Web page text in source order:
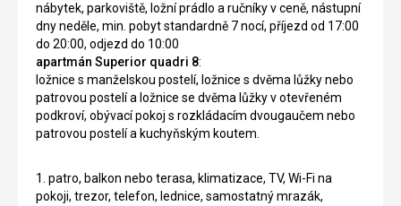
nábytek, parkoviště, ložní prádlo a ručníky v ceně, nástupní
dny neděle, min. pobyt standardně 7 nocí, příjezd od 17:00
do 20:00, odjezd do 10:00
apartmán Superior quadri 8:
ložnice s manželskou postelí, ložnice s dvěma lůžky nebo
patrovou postelí a ložnice se dvěma lůžky v otevřeném
podkroví, obývací pokoj s rozkládacím dvougaučem nebo
patrovou postelí a kuchyňským koutem.
1. patro, balkon nebo terasa, klimatizace, TV, Wi-Fi na
pokoji, trezor, telefon, lednice, samostatný mrazák,